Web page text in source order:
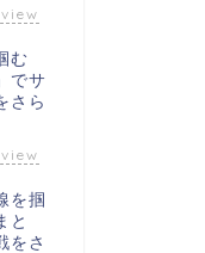
view
む
でサ
さら
view
を掴
と
をさ